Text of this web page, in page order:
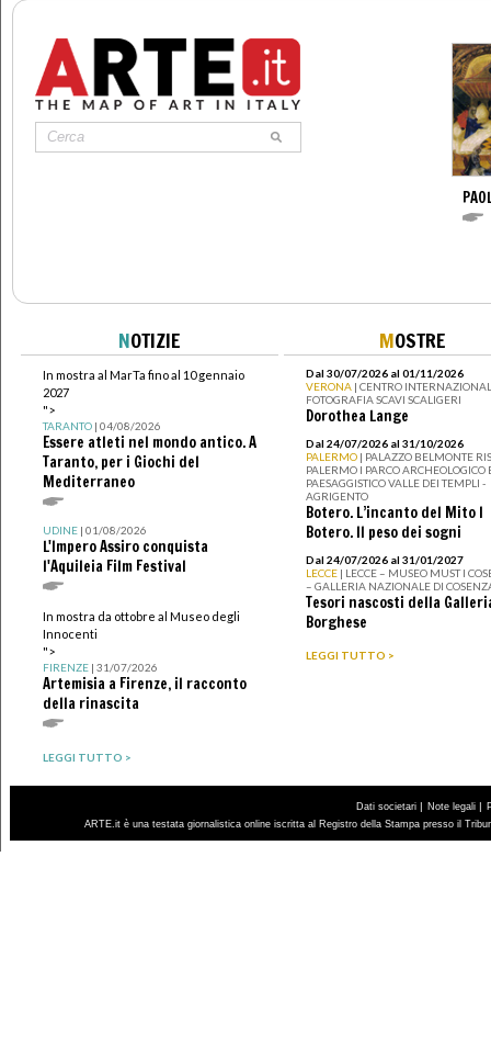
NOTIZIE
In mostra al MarTa fino al 10 gennaio
2027
">
TARANTO| 04/08/2026
Essere atleti nel mondo antico. A
Taranto, per i Giochi del
Mediterraneo
UDINE| 01/08/2026
L'Impero Assiro conquista
l'Aquileia Film Festival
In mostra da ottobre al Museo degli
Innocenti
">
FIRENZE| 31/07/2026
Artemisia a Firenze, il racconto
della rinascita
LEGGI TUTTO >
MOSTRE
Dal 30/07/2026 al 01/11/2026
VERONA | CENTRO
FOTOGRAFIA SCAVI SCALIGERI
Dorothea Lange
Dal 24/07/2026 al 31/10/2026
PALERMO | PALAZZO BELMONTE
PALERMO I PARCO ARCHEOLOGICO
PAESAGGISTICO VALLE DEI TEMPLI -
AGRIGENTO
Botero. L’incanto del Mito I
Botero. Il peso dei sogni
Dal 24/07/2026 al 31/01/2027
LECCE | LECCE – MUSEO MUST I
– GALLERIA NAZIONALE DI
Tesori nascosti della
Borghese
LEGGI TUTTO >
Dati societari | Note legali |
ARTE.it è una testata giornalistica online iscritta al Registro della Stampa presso il